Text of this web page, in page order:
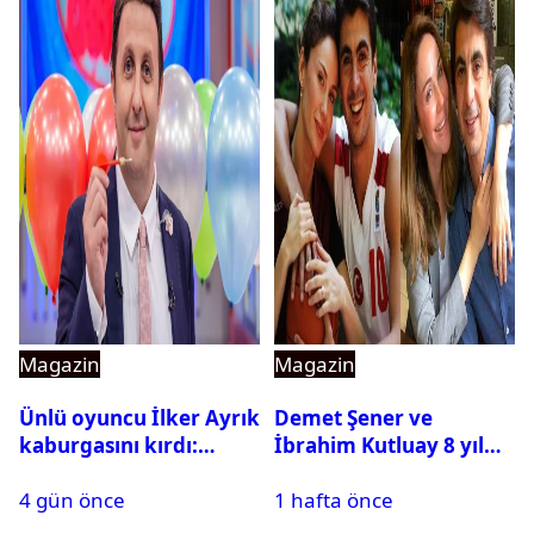
Magazin
Ünlü oyuncu İlker Ayrık
kaburgasını kırdı:
4 gün önce
Magazin
Demet Şener ve
İbrahim Kutluay 8 yıl
Ailece Yunanistan
1 hafta önce